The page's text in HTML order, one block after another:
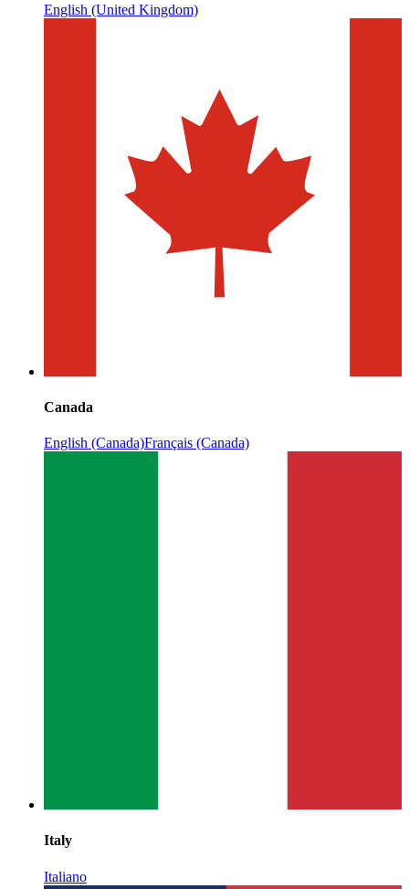
English (United Kingdom)
Canada
English (Canada)Français (Canada)
Italy
Italiano